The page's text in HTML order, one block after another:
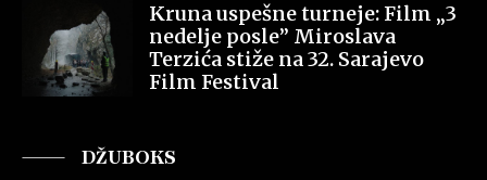
Kruna uspešne turneje: Film „3
nedelje posle” Miroslava
Terzića stiže na 32. Sarajevo
Film Festival
DŽUBOKS